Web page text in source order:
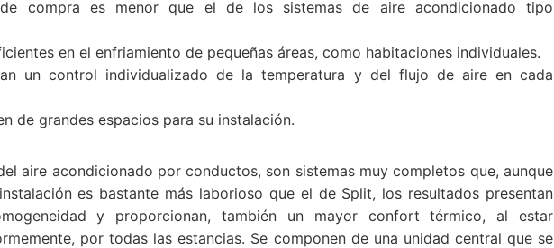
compra es menor que el de los sistemas de aire acondicionado tipo
en el enfriamiento de pequeñas áreas, como habitaciones individuales.
un control individualizado de la temperatura y del flujo de aire en cada
de grandes espacios para su instalación.
aire acondicionado por conductos, son sistemas muy completos que, aunque
es bastante más laborioso que el de Split, los resultados presentan
y proporcionan, también un mayor confort térmico, al estar
por todas las estancias. Se componen de una unidad central que se